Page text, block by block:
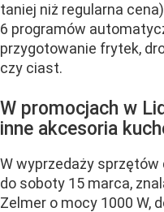
taniej niż regularna
6 programów
przygotowanie frytek,
czy ciast.
W promocjach w
inne akcesoria
W wyprzedaży
do soboty 15 marca,
Zelmer o mocy 1000 W,